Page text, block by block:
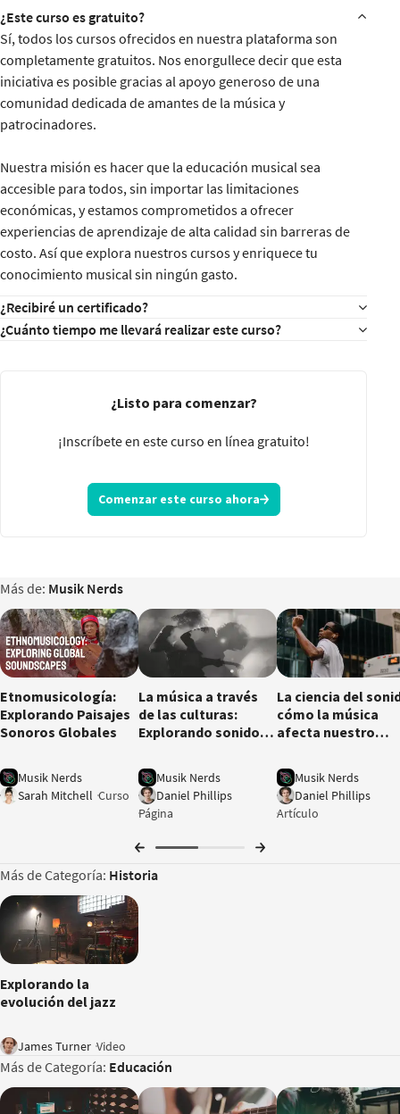
¿Este curso es gratuito?
Sí, todos los cursos ofrecidos en nuestra plataforma son
completamente gratuitos. Nos enorgullece decir que esta
iniciativa es posible gracias al apoyo generoso de una
comunidad dedicada de amantes de la música y
patrocinadores.
Nuestra misión es hacer que la educación musical sea
accesible para todos, sin importar las limitaciones
económicas, y estamos comprometidos a ofrecer
experiencias de aprendizaje de alta calidad sin barreras de
costo. Así que explora nuestros cursos y enriquece tu
conocimiento musical sin ningún gasto.
¿Recibiré un certificado?
¿Cuánto tiempo me llevará realizar este curso?
¿Listo para comenzar?
¡Inscríbete en este curso en línea gratuito!
Comenzar este curso ahora
Más de: Musik Nerds
Etnomusicología:
Explorando Paisajes
Sonoros Globales
Musik Nerds
Sarah Mitchell Curso
La música a través
de las culturas:
Explorando sonidos
influencias globales
Musik Nerds
Daniel Phillips
Página
La ciencia del
cómo la música
afecta nuestro
Musik Nerds
Daniel Phillips
Artículo
Más de Categoría: Historia
Explorando la
evolución del jazz
James Turner Video
Más de Categoría: Educación